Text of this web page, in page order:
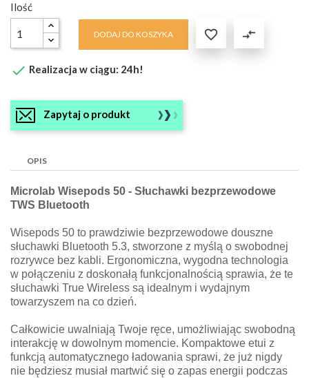
Ilość
DODAJ DO KOSZYKA  compare_arrows
 Realizacja w ciągu: 24h!
Zapytaj o produkt
OPIS
Microlab Wisepods 50 - Słuchawki bezprzewodowe
TWS Bluetooth
Wisepods 50 to prawdziwie bezprzewodowe douszne
słuchawki Bluetooth 5.3, stworzone z myślą o swobodnej
rozrywce bez kabli. Ergonomiczna, wygodna technologia
w połączeniu z doskonałą funkcjonalnością sprawia, że te
słuchawki True Wireless są idealnym i wydajnym
towarzyszem na co dzień.
Całkowicie uwalniają Twoje ręce, umożliwiając swobodną
interakcję w dowolnym momencie. Kompaktowe etui z
funkcją automatycznego ładowania sprawi, że już nigdy
nie będziesz musiał martwić się o zapas energii podczas